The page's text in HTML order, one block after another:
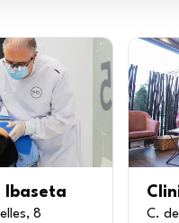
Ibaseta
8 C.